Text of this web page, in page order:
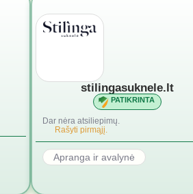
stilingasuknele.lt
PATIKRINTA
Dar nėra atsiliepimų.
Rašyti pirmąjį.
Apranga ir avalynė